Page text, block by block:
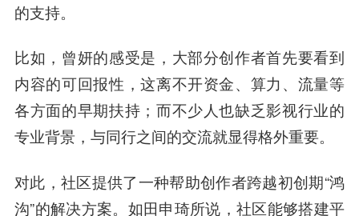
的支持。
比如，曾妍的感受是，大部分创作者首先要看到
内容的可回报性，这离不开资金、算力、流量等
各方面的早期扶持；而不少人也缺乏影视行业的
专业背景，与同行之间的交流就显得格外重要。
对此，社区提供了一种帮助创作者跨越初创期“鸿
沟”的解决方案。如田申琦所说，社区能够搭建平